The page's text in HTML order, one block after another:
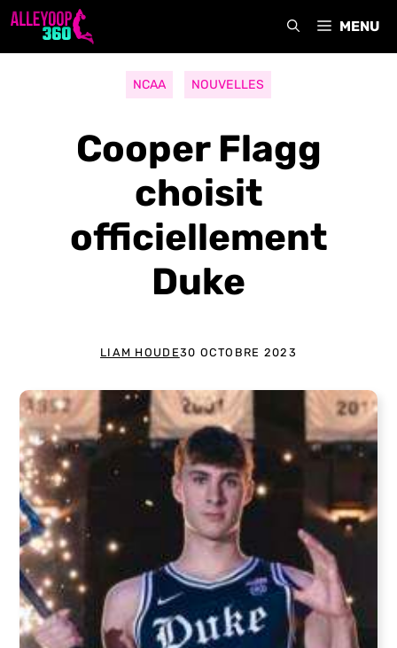
Aller
MENU
NCAA NOUVELLES
Cooper Flagg
choisit
officiellement
Duke
LIAM HOUDE30 OCTOBRE 2023